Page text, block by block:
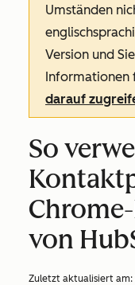
Umständen
Version und
Informationen
darauf
So
von
Zuletzt aktualisiert am: